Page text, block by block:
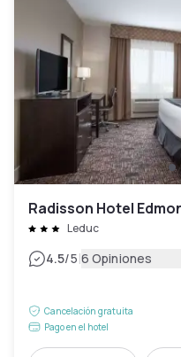
Radisson Hotel
Leduc
4.5/5|6 Opiniones
Cancelación gratuita
Pago en el hotel